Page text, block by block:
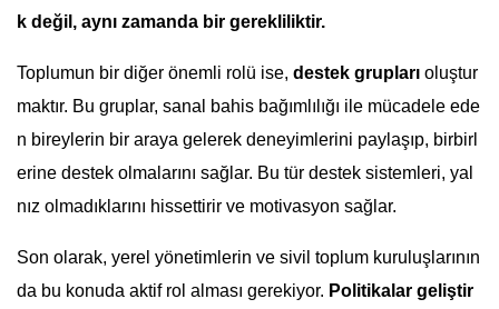
k değil, aynı zamanda bir gerekliliktir.
Toplumun bir diğer önemli rolü ise, destek grupları oluştur
maktır. Bu gruplar, sanal bahis bağımlılığı ile mücadele ede
n bireylerin bir araya gelerek deneyimlerini paylaşıp, birbirl
erine destek olmalarını sağlar. Bu tür destek sistemleri, yal
nız olmadıklarını hissettirir ve motivasyon sağlar.
Son olarak, yerel yönetimlerin ve sivil toplum kuruluşlarının
da bu konuda aktif rol alması gerekiyor. Politikalar geliştir